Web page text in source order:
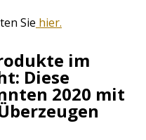
Sie hier.
im
Diese
2020 mit